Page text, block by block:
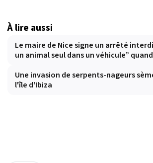
À lire aussi
Le maire de Nice signe un arrêté
un animal seul dans un véhicule”
Une invasion de serpents-nageurs
l'île d'Ibiza